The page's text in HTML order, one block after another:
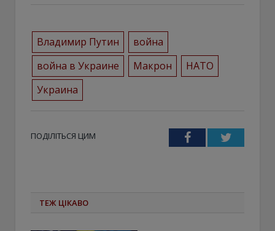
Владимир Путин
война
война в Украине
Макрон
НАТО
Украина
ПОДІЛІТЬСЯ ЦИМ FacebookTwitter
ТЕЖ ЦІКАВО